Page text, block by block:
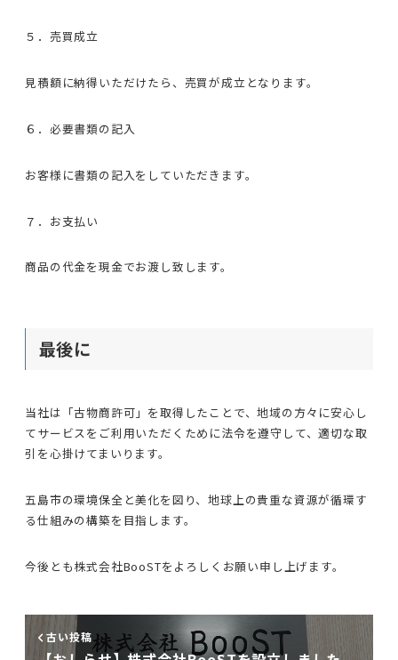
５．売買成立
見積額に納得いただけたら、売買が成立となります。
６．必要書類の記入
お客様に書類の記入をしていただきます。
７．お支払い
商品の代金を現金でお渡し致します。
最後に
当社は「古物商許可」を取得したことで、地域の方々に安心し
てサービスをご利用いただくために法令を遵守して、適切な取
引を心掛けてまいります。
五島市の環境保全と美化を図り、地球上の貴重な資源が循環す
る仕組みの構築を目指します。
今後とも株式会社BooSTをよろしくお願い申し上げます。
古い投稿